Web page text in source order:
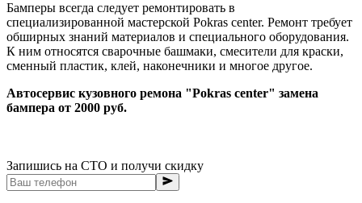
Бамперы всегда следует ремонтировать в
специализированной мастерской Pokras center. Ремонт требует
обширных знаний материалов и специального оборудования.
К ним относятся сварочные башмаки, смесители для краски,
сменный пластик, клей, наконечники и многое другое.
Автосервис кузовного ремона "Pokras center" замена
бампера от 2000 руб.
Запишись на СТО и получи скидку